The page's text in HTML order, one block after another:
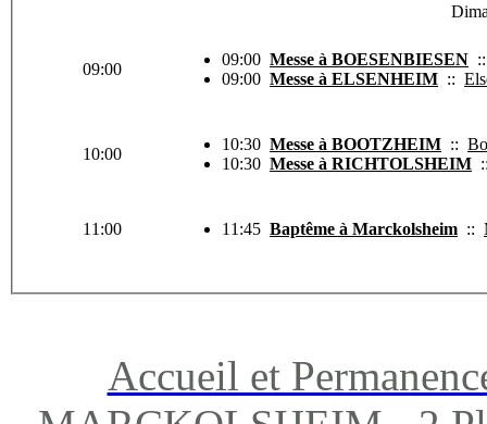
09:00
09:00 Messe à BOESENBIESEN
09:00 Messe à ELSENHEIM ::
10:00
10:30 Messe à BOOTZHEIM ::
10:30 Messe à RICHTOLSHEIM
11:00 11:45 Baptême à Marckolsheim ::
Accueil et